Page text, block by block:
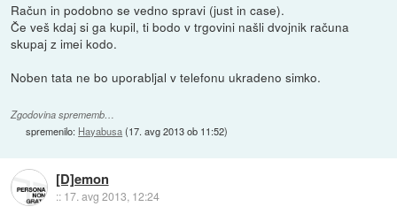
Račun in podobno se vedno spravi (just in case).
Če veš kdaj si ga kupil, ti bodo v trgovini našli dvojnik računa
skupaj z imei kodo.
Noben tata ne bo uporabljal v telefonu ukradeno simko.
Zgodovina sprememb…
spremenilo: Hayabusa(17. avg 2013 ob 11:52)
[D]emon
:: 17. avg 2013, 12:24